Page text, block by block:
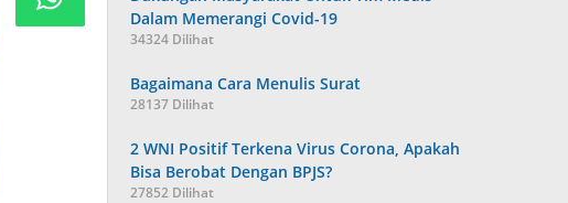
Dalam Memerangi Covid-19
34324 Dilihat
Bagaimana Cara Menulis Surat
28137 Dilihat
2 WNI Positif Terkena Virus Corona, Apakah
Bisa Berobat Dengan BPJS?
27852 Dilihat